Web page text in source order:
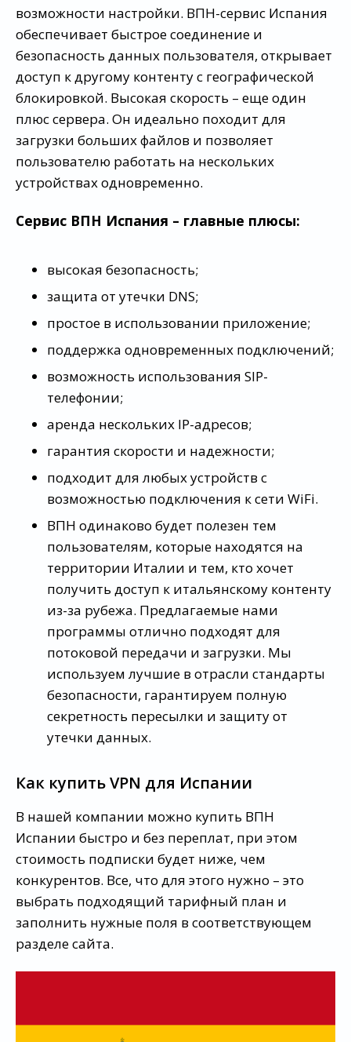
возможности настройки. ВПН-сервис Испания
обеспечивает быстрое соединение и
безопасность данных пользователя, открывает
доступ к другому контенту с географической
блокировкой. Высокая скорость – еще один
плюс сервера. Он идеально походит для
загрузки больших файлов и позволяет
пользователю работать на нескольких
устройствах одновременно.
Сервис ВПН Испания – главные плюсы:
высокая безопасность;
защита от утечки DNS;
простое в использовании приложение;
поддержка одновременных подключений;
возможность использования SIP-
телефонии;
аренда нескольких IP-адресов;
гарантия скорости и надежности;
подходит для любых устройств с
возможностью подключения к сети WiFi.
ВПН одинаково будет полезен тем
пользователям, которые находятся на
территории Италии и тем, кто хочет
получить доступ к итальянскому контенту
из-за рубежа. Предлагаемые нами
программы отлично подходят для
потоковой передачи и загрузки. Мы
используем лучшие в отрасли стандарты
безопасности, гарантируем полную
секретность пересылки и защиту от
утечки данных.
Как купить VPN для Испании
В нашей компании можно купить ВПН
Испании быстро и без переплат, при этом
стоимость подписки будет ниже, чем
конкурентов. Все, что для этого нужно – это
выбрать подходящий тарифный план и
заполнить нужные поля в соответствующем
разделе сайта.